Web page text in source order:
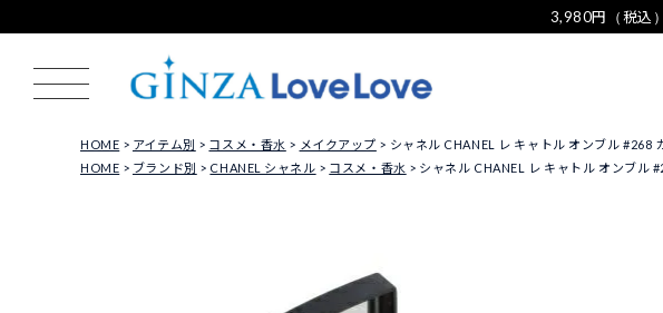
3,980円（税込
HOME アイテム別 コスメ・香水 メイクアップ
シャネル CHANEL レ キャトル オンブル #268
HOME
ブランド別 CHANEL シャネル コスメ・香水 シャネル CHANEL レ キャトル オンブル